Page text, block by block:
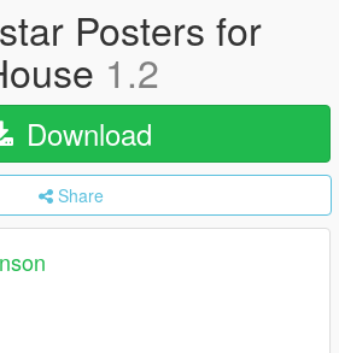
Posters for
1.2
Download
Share